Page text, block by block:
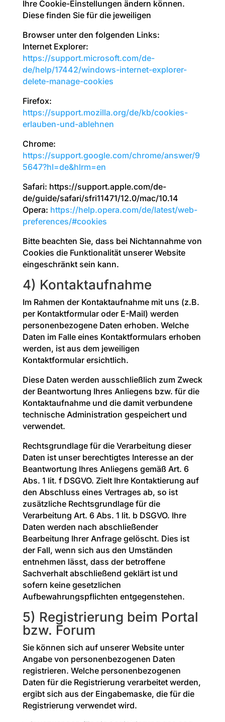
Ihre Cookie-Einstellungen ändern können.
Diese finden Sie für die jeweiligen
Browser unter den folgenden Links:
Internet Explorer:
https://support.microsoft.com/de-
de/help/17442/windows-internet-explorer-
delete-manage-cookies
Firefox:
https://support.mozilla.org/de/kb/cookies-
erlauben-und-ablehnen
Chrome:
https://support.google.com/chrome/answer/9
5647?hl=de&hlrm=en
Safari: https://support.apple.com/de-
de/guide/safari/sfri11471/12.0/mac/10.14
Opera: https://help.opera.com/de/latest/web-
preferences/#cookies
Bitte beachten Sie, dass bei Nichtannahme von
Cookies die Funktionalität unserer Website
eingeschränkt sein kann.
4) Kontaktaufnahme
Im Rahmen der Kontaktaufnahme mit uns (z.B.
per Kontaktformular oder E-Mail) werden
personenbezogene Daten erhoben. Welche
Daten im Falle eines Kontaktformulars erhoben
werden, ist aus dem jeweiligen
Kontaktformular ersichtlich.
Diese Daten werden ausschließlich zum Zweck
der Beantwortung Ihres Anliegens bzw. für die
Kontaktaufnahme und die damit verbundene
technische Administration gespeichert und
verwendet.
Rechtsgrundlage für die Verarbeitung dieser
Daten ist unser berechtigtes Interesse an der
Beantwortung Ihres Anliegens gemäß Art. 6
Abs. 1 lit. f DSGVO. Zielt Ihre Kontaktierung auf
den Abschluss eines Vertrages ab, so ist
zusätzliche Rechtsgrundlage für die
Verarbeitung Art. 6 Abs. 1 lit. b DSGVO. Ihre
Daten werden nach abschließender
Bearbeitung Ihrer Anfrage gelöscht. Dies ist
der Fall, wenn sich aus den Umständen
entnehmen lässt, dass der betroffene
Sachverhalt abschließend geklärt ist und
sofern keine gesetzlichen
Aufbewahrungspflichten entgegenstehen.
5) Registrierung beim Portal
bzw. Forum
Sie können sich auf unserer Website unter
Angabe von personenbezogenen Daten
registrieren. Welche personenbezogenen
Daten für die Registrierung verarbeitet werden,
ergibt sich aus der Eingabemaske, die für die
Registrierung verwendet wird.